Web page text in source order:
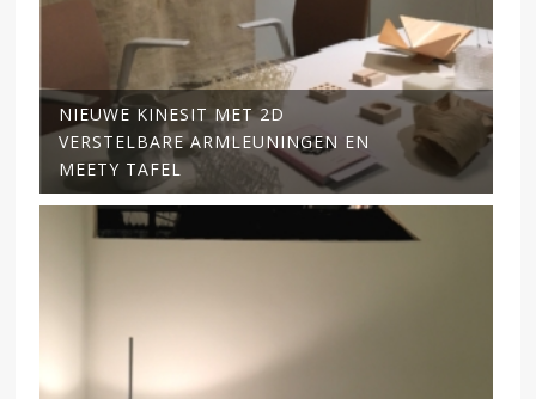
NIEUWE KINESIT MET 2D
VERSTELBARE ARMLEUNINGEN EN
MEETY TAFEL